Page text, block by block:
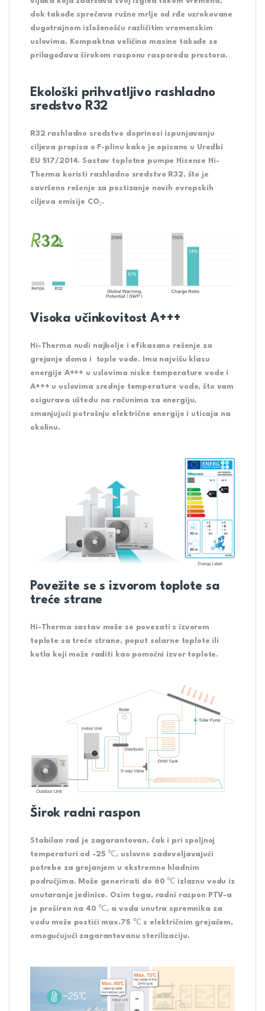
dok takođe sprečava ružne mrlje od rđe uzrokovane
dugotrajnom izloženošću različitim vremenskim
uslovima. Kompaktna veličina masine takođe se
prilagođava širokom rasponu rasporeda prostora.
Ekološki prihvatljivo rashladno
sredstvo R32
R32 rashladno sredstvo doprinosi ispunjavanju
ciljeva propisa o F-plinu kako je opisano u Uredbi
EU 517/2014. Sastav toplotne pumpe Hisense Hi-
Therma koristi rashladno sredstvo R32, što je
savršeno rešenje za postizanje novih evropskih
ciljeva emisije CO₂.
Visoka učinkovitost A+++
Hi-Therma nudi najbolje i efikasano rešenje za
grejanje doma i tople vode. Ima najvišu klasu
energije A+++ u uslovima niske temperature vode i
A+++ u uslovima srednje temperature vode, što vam
osigurava uštedu na računima za energiju,
smanjujući potrošnju električne energije i uticaja na
okolinu.
Povežite se s izvorom toplote sa
treće strane
Hi-Therma sastav može se povezati s izvorom
toplote sa treće strane, poput solarne toplote ili
kotla koji može raditi kao pomoćni izvor toplote.
Širok radni raspon
Stabilan rad je zagarantovan, čak i pri spoljnoj
temperaturi od -25 ℃, uslovno zadovoljavajući
potrebe za grejanjem u ekstremno hladnim
područjima. Može generirati do 60 ℃ izlaznu vodu iz
unutaranje jedinice. Osim toga, radni raspon PTV-a
je proširen na 40 ℃, a voda unutra spremnika za
vodu može postići max.75 ℃ s električnim grejačem,
omogućujući zagarantovanu sterilizaciju.